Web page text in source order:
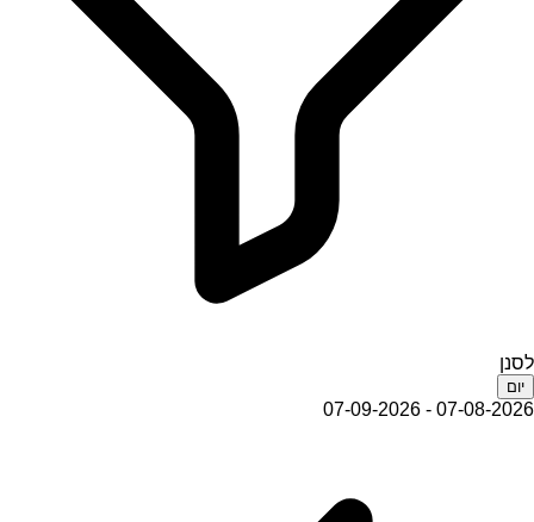
לסנן
יום
07-08-2026 - 07-09-2026